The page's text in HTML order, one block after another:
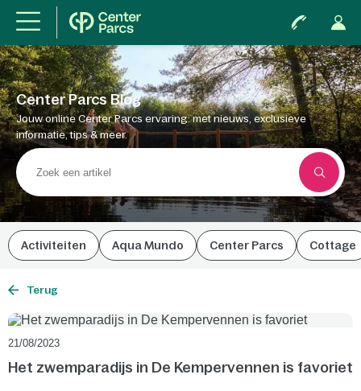
Center Parcs Blog
Jouw online Center Parcs ervaring: met nieuws, exclusieve
informatie, tips & meer.
Activiteiten Aqua Mundo Center Parcs Cottage
Terug
21/08/2023
Het zwemparadijs in De Kempervennen is favoriet